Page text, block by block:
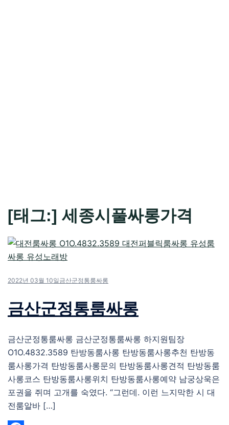
[태그:] 세종시풀싸롱가격
2022년 03월 10일 금산군정통룸싸롱
금산군정통룸싸롱
금산군정통룸싸롱 금산군정통룸싸롱 하지원팀장
O1O.4832.3589 탄방동룸사롱 탄방동룸사롱추천 탄방동
룸사롱가격 탄방동룸사롱문의 탄방동룸사롱견적 탄방동룸
사롱코스 탄방동룸사롱위치 탄방동룸사롱예약 남궁상욱은
포권을 쥐며 고개를 숙였다. “그런데. 이런 느지막한 시 대
전룸알바 […]